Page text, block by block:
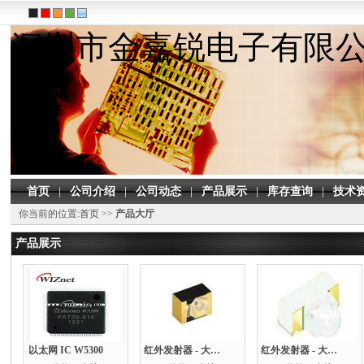
深圳市金嘉锐电子有限
首页|公司介绍|公司动态|产品展示|库存查询|技术
你当前的位置:首页>> 产品大厅
产品展示
以太网 IC W5300
红外发射器 - 大功率 SFH 4646-Z
红外发射器 - 大功率 SFH 4045N